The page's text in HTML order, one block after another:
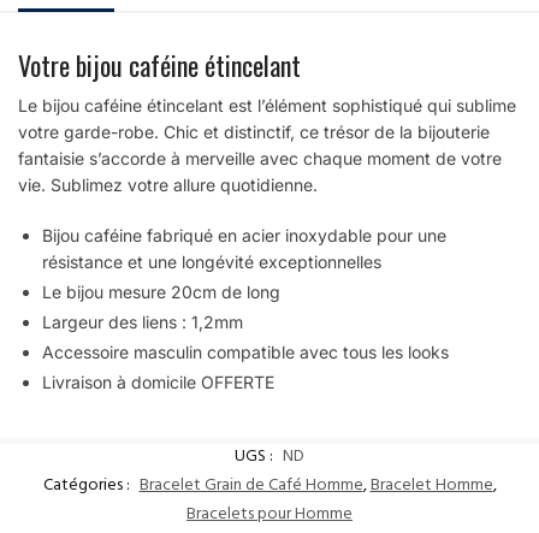
Votre bijou caféine étincelant
Le bijou caféine étincelant est l’élément sophistiqué qui sublime
votre garde-robe. Chic et distinctif, ce trésor de la bijouterie
fantaisie s’accorde à merveille avec chaque moment de votre
vie. Sublimez votre allure quotidienne.
Bijou caféine fabriqué en acier inoxydable pour une
résistance et une longévité exceptionnelles
Le bijou mesure 20cm de long
Largeur des liens : 1,2mm
Accessoire masculin compatible avec tous les looks
Livraison à domicile OFFERTE
UGS : ND
Catégories : Bracelet Grain de Café Homme,Bracelet Homme,
Bracelets pour Homme